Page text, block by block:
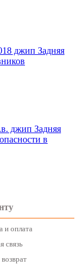
джип Задняя
джип Задняя
в
и оплата
связь